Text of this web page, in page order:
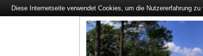
Diese Internetseite verwendet Cookies, um die Nutzererfahrung